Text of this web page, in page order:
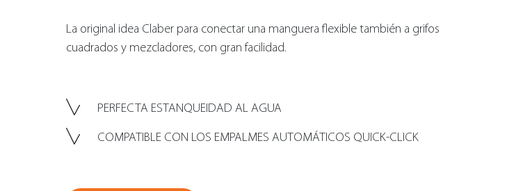
La original idea Claber para conectar una manguera flexible también a grifos
cuadrados y mezcladores, con gran facilidad.
PERFECTA ESTANQUEIDAD AL AGUA
COMPATIBLE CON LOS EMPALMES AUTOMÁTICOS QUICK-CLICK